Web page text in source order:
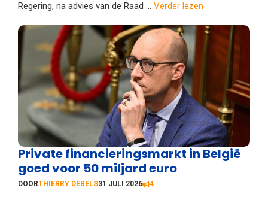
Regering, na advies van de Raad ... Verder lezen
Private financieringsmarkt in België
goed voor 50 miljard euro
DOORTHIERRY DEBELS31 JULI 2026 4